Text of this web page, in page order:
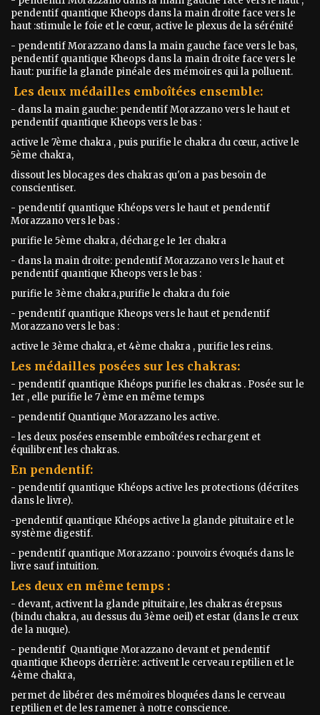
pendentif quantique Kheops dans la main droite face vers le
haut :stimule le foie et le cœur, active le plexus de la sérénité
- pendentif Morazzano dans la main gauche face vers le bas,
pendentif quantique Kheops dans la main droite face vers le
haut: purifie la glande pinéale des mémoires qui la polluent.
Les deux médailles emboîtées ensemble:
- dans la main gauche: pendentif Morazzano vers le haut et
pendentif quantique Kheops vers le bas :
active le 7ème chakra , puis purifie le chakra du cœur, active le
5ème chakra,
dissout les blocages des chakras qu'on a pas besoin de
conscientiser.
- pendentif quantique Khéops vers le haut et pendentif
Morazzano vers le bas :
purifie le 5ème chakra, décharge le 1er chakra
- dans la main droite: pendentif Morazzano vers le haut et
pendentif quantique Kheops vers le bas :
purifie le 3ème chakra,purifie le chakra du foie
- pendentif quantique Kheops vers le haut et pendentif
Morazzano vers le bas :
active le 3ème chakra, et 4ème chakra , purifie les reins.
Les médailles posées sur les chakras:
- pendentif quantique Khéops purifie les chakras . Posée sur le
1er , elle purifie le 7 ème en même temps
- pendentif Quantique Morazzano les active.
- les deux posées ensemble emboîtées rechargent et
équilibrent les chakras.
En pendentif:
- pendentif quantique Khéops active les protections (décrites
dans le livre).
-pendentif quantique Khéops active la glande pituitaire et le
système digestif.
- pendentif quantique Morazzano : pouvoirs évoqués dans le
livre sauf intuition.
Les deux en même temps :
- devant, activent la glande pituitaire, les chakras érepsus
(bindu chakra, au dessus du 3ème oeil) et estar (dans le creux
de la nuque).
- pendentif Quantique Morazzano devant et pendentif
quantique Kheops derrière: activent le cerveau reptilien et le
4ème chakra,
permet de libérer des mémoires bloquées dans le cerveau
reptilien et de les ramener à notre conscience.